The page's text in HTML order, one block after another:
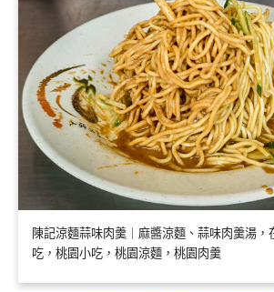
陳記涼麵蒜味肉羹｜麻醬涼麵、蒜味肉羹湯，
吃，桃園小吃，桃園涼麵，桃園肉羹